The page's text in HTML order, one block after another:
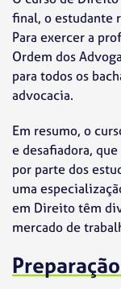
final, o estudante
Para exercer a
Ordem dos
para todos os
advocacia.
Em resumo, o
e desafiadora,
por parte dos
uma
em Direito têm
mercado de